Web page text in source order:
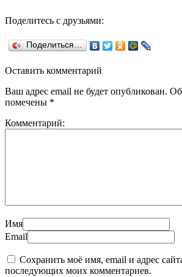
Поделитесь с друзьями:
Поделиться…
Оставить комментарий
Ваш адрес email не будет опубликован.
помечены *
Комментарий:
Имя
Email
Сохранить моё имя, email и адрес
последующих моих комментариев.